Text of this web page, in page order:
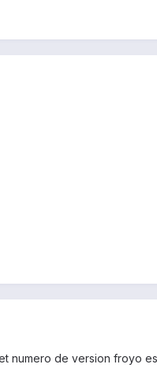
numero de version froyo